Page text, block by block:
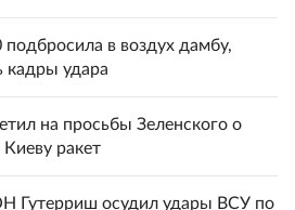
в воздух дамбу,
кадры удара
на просьбы Зеленского о
Киеву ракет
Гутерриш осудил удары ВСУ по